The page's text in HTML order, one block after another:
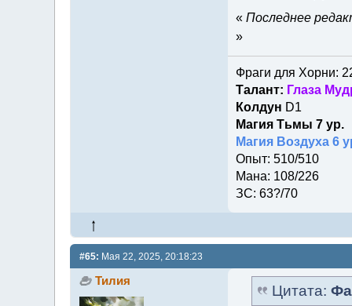
« Последнее
»
Фраги для Хорни:
Талант: Глаза
Колдун D1
Магия Тьмы 7 ур.
Магия Воздуха 6
Опыт: 510/510
Мана: 108/226
ЗС: 63?/70
#65: Мая 22, 2025, 20:18:23
Тилия
Цитата: